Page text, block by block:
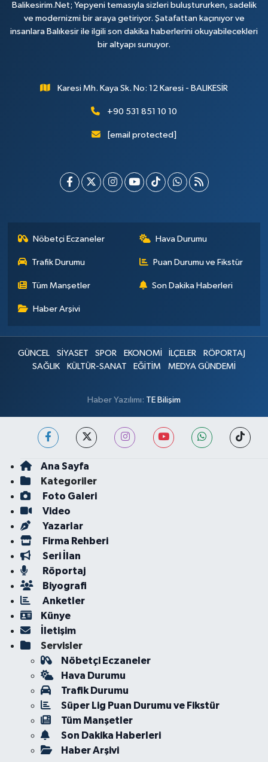
Balikesirim.Net; Yepyeni temasıyla sizleri buluştururken, sadelik
ve modernizmi bir araya getiriyor. Şatafattan kaçınıyor ve
insanlara Balıkesir ile ilgili son dakika haberlerini okuyabilecekleri
bir altyapı sunuyor.
Karesi Mh. Kaya Sk. No: 12 Karesi - BALIKESİR
+90 531 851 10 10
[email protected]
Nöbetçi Eczaneler Hava Durumu
Trafik Durumu Puan Durumu ve Fikstür
Tüm Manşetler Son Dakika Haberleri
Haber Arşivi
GÜNCEL SİYASET SPOR EKONOMİ İLÇELER
RÖPORTAJ
SAĞLIK
KÜLTÜR-SANAT EĞİTİM MEDYA GÜNDEMİ
Haber Yazılımı: TE Bilişim
Ana Sayfa
Kategoriler
Foto Galeri
Video
Yazarlar
Firma Rehberi
Seri İlan
Röportaj
Biyografi
Anketler
Künye
İletişim
Servisler
Nöbetçi Eczaneler
Hava Durumu
Trafik Durumu
Süper Lig Puan Durumu ve Fikstür
Tüm Manşetler
Son Dakika Haberleri
Haber Arşivi